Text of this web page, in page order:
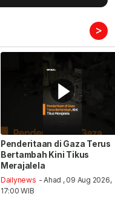
>
Penderitaan di Gaza Terus
Bertambah Kini Tikus
Merajalela
Dailynews - Ahad , 09 Aug 2026,
17:00 WIB